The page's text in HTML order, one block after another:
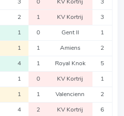
3 0 KV Kortrij 3
2 1 KV Kortrij 3
1 0 Gent II 1
1 1 Amiens 2
4 1 Royal Knok 5
1 0 KV Kortrij 1
1 1 Valencienn 2
4 2 KV Kortrij 6